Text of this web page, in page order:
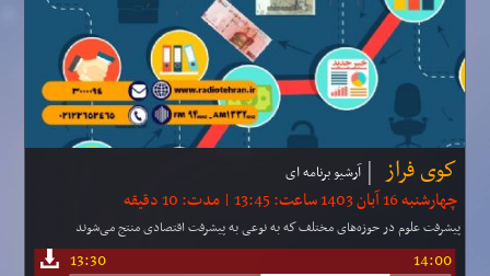
كوی فراز آرشیو برنامه ای
چهارشنبه 16 آبان 1403 ساعت: 13:45 | مدت: 10 دقیقه
پیشرفت علوم در حوزه‌های مختلف كه به نوعی به پیشرفت اقتصادی منتج می‌شوند
13:30 14:00